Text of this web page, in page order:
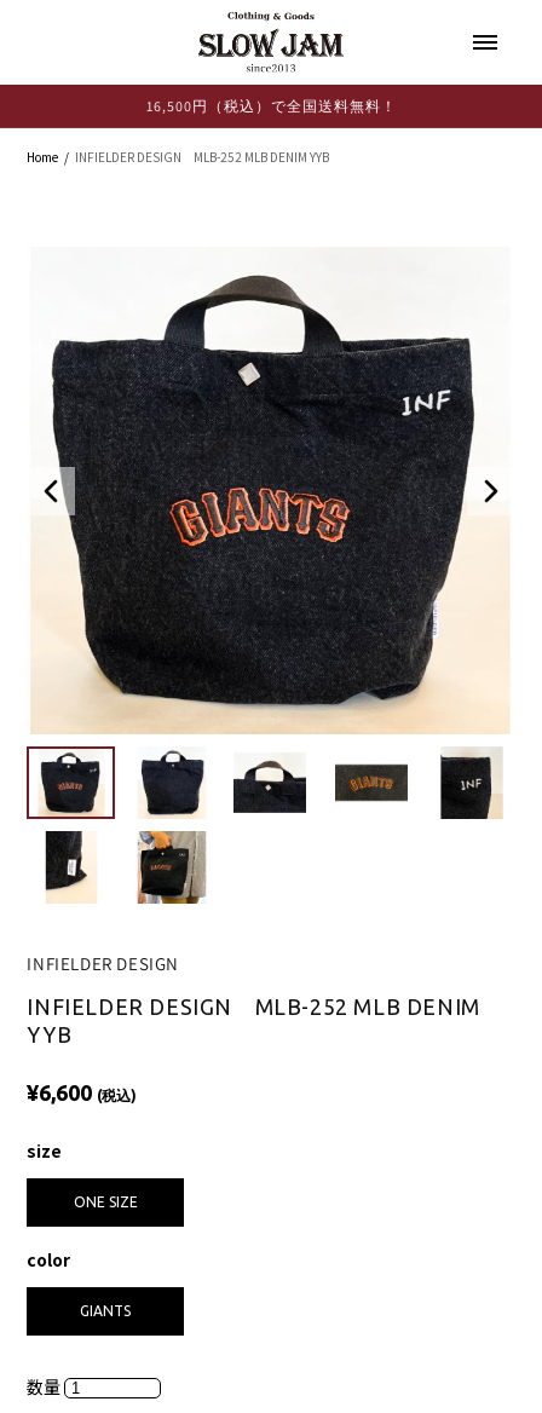
16,500円（税込）で全国送料無料！
Home INFIELDER DESIGN MLB-252 MLB DENIM YYB
INFIELDER DESIGN
INFIELDER DESIGN MLB-252 MLB DENIM
YYB
¥6,600 (税込)
size
ONE SIZE
color
GIANTS
数量